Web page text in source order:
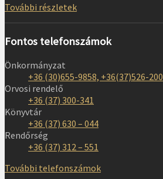
További részletek
Fontos telefonszámok
Önkormányzat
+36 (30)655-9858, +36(37)526-200
Orvosi rendelő
+36 (37) 300-341
Könyvtár
+36 (37) 630 – 044
Rendőrség
+36 (37) 312 – 551
További telefonszámok